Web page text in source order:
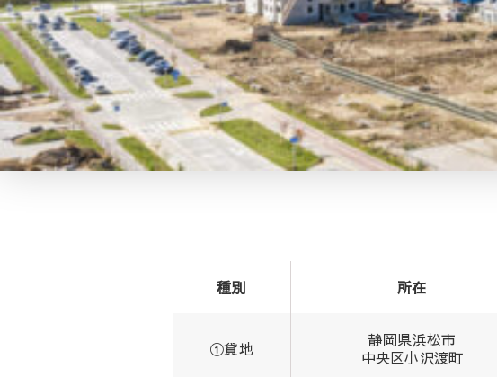
種別 所在
①貸地
静岡県浜松市
中央区小沢渡町